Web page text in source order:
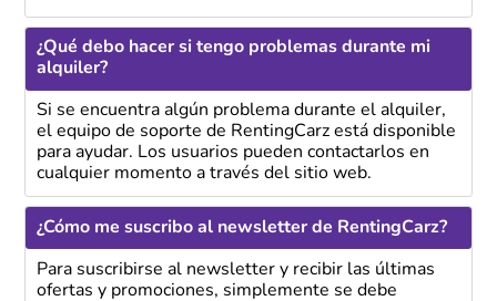
¿Qué debo hacer si tengo problemas durante mi
alquiler?
Si se encuentra algún problema durante el alquiler,
el equipo de soporte de RentingCarz está disponible
para ayudar. Los usuarios pueden contactarlos en
cualquier momento a través del sitio web.
¿Cómo me suscribo al newsletter de RentingCarz?
Para suscribirse al newsletter y recibir las últimas
ofertas y promociones, simplemente se debe